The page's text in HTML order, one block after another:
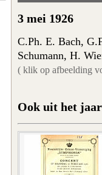
3 mei 1926
C.Ph. E. Bach,
Schumann, H.
( klik op afbeelding
Ook uit het